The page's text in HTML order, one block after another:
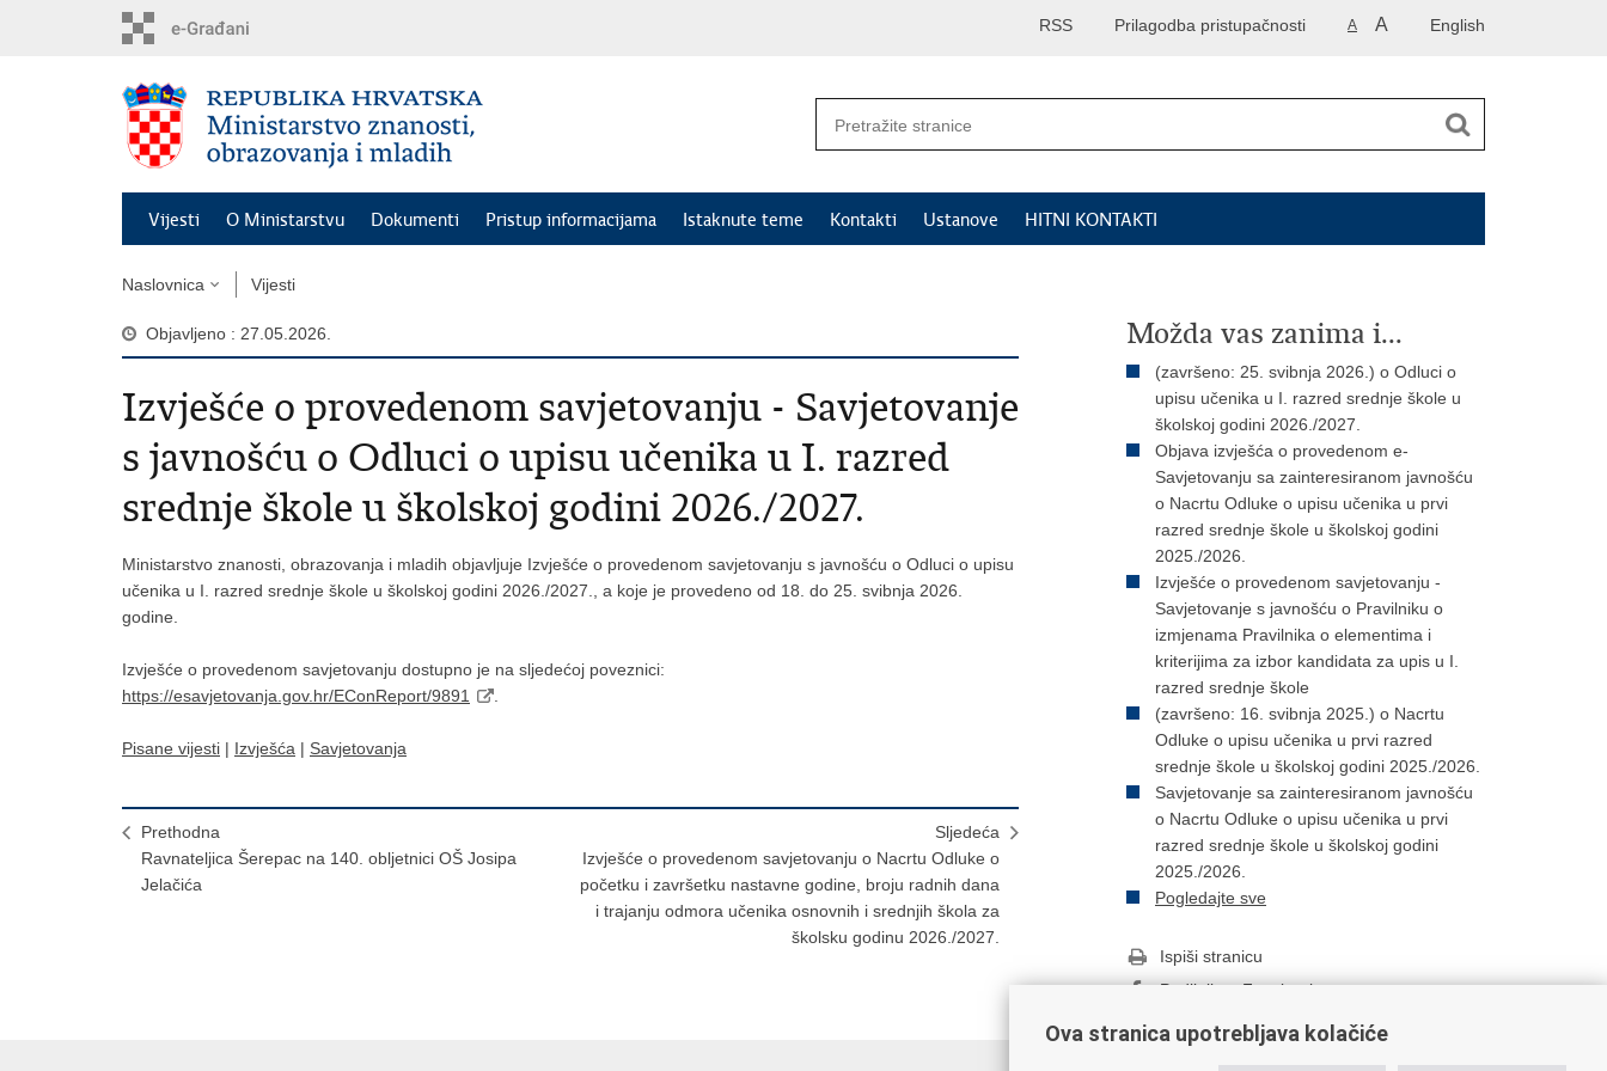
English
A A
Prilagodba pristupačnosti
RSS
Vijesti O Ministarstvu Dokumenti Pristup informacijama Istaknute teme Kontakti Ustanove HITNI KONTAKTI
Naslovnica Vijesti
Objavljeno : 27.05.2026.
Izvješće o provedenom savjetovanju - Savjetovanje
s javnošću o Odluci o upisu učenika u I. razred
srednje škole u školskoj godini 2026./2027.
Ministarstvo znanosti, obrazovanja i mladih objavljuje Izvješće o provedenom savjetovanju s javnošću o Odluci o upisu
učenika u I. razred srednje škole u školskoj godini 2026./2027., a koje je provedeno od 18. do 25. svibnja 2026.
godine.
Izvješće o provedenom savjetovanju dostupno je na sljedećoj poveznici:
https://esavjetovanja.gov.hr/EConReport/9891
Pisane vijesti | Izvješća | Savjetovanja
Prethodna
Ravnateljica Šerepac na 140. obljetnici OŠ Josipa
Jelačića
Sljedeća
Izvješće o provedenom savjetovanju o Nacrtu Odluke o
početku i završetku nastavne godine, broju radnih dana
i trajanju odmora učenika osnovnih i srednjih škola za
školsku godinu 2026./2027.
Možda vas zanima i...
(završeno: 25. svibnja 2026.) o Odluci o
upisu učenika u I. razred srednje škole u
školskoj godini 2026./2027.
Objava izvješća o provedenom e-
Savjetovanju sa zainteresiranom javnošću
o Nacrtu Odluke o upisu učenika u prvi
razred srednje škole u školskoj godini
2025./2026.
Izvješće o provedenom savjetovanju -
Savjetovanje s javnošću o Pravilniku o
izmjenama Pravilnika o elementima i
kriterijima za izbor kandidata za upis u I.
razred srednje škole
(završeno: 16. svibnja 2025.) o Nacrtu
Odluke o upisu učenika u prvi razred
srednje škole u školskoj godini 2025./2026.
Savjetovanje sa zainteresiranom javnošću
o Nacrtu Odluke o upisu učenika u prvi
razred srednje škole u školskoj godini
2025./2026.
Pogledajte sve
Ispiši stranicu
Podijeli na Facebooku
Podijeli na Twitteru
Ova stranica upotrebljava kolačiće